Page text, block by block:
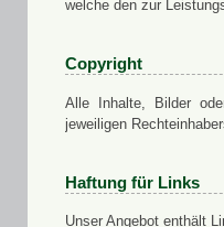
welche den zur
Copyright
Alle Inhalte, Bilder
jeweiligen
Haftung für Links
Unser Angebot enthält